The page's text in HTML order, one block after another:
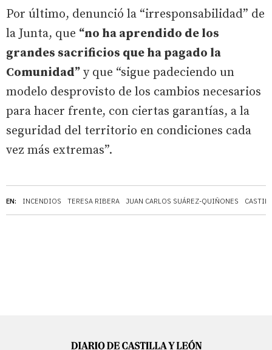
EN: INCENDIOS TERESA RIBERA JUAN CARLOS SUÁREZ-QUIÑONES
Por último, denunció la “irresponsabilidad” de
la Junta, que “no ha aprendido de los
grandes sacrificios que ha pagado la
Comunidad” y que “sigue padeciendo un
modelo desprovisto de los cambios necesarios
para hacer frente, con ciertas garantías, a la
seguridad del territorio en condiciones cada
vez más extremas”.